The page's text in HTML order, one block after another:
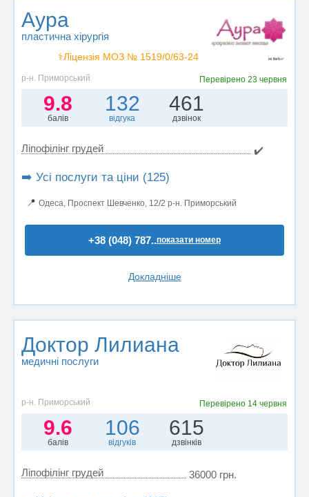
Аура
пластична хірургія
⚕️Ліцензія МОЗ № 1519/0/63-24
р-н. Приморський Перевірено23 червня
9.8
балів
132
відгука
461
дзвінок
Ліпофілінг грудей ✔️
➡️ Усі послуги та ціни (125)
📍 Одеса, Проспект Шевченко, 12/2 р-н. Приморський
+38 (048) 787..показати номер
Докладніше
Доктор Лилиана
медичні послуги
р-н. Приморський Перевірено 14 червня
9.6
балів
106
відгуків
615
дзвінків
Ліпофілінг грудей 36000 грн.